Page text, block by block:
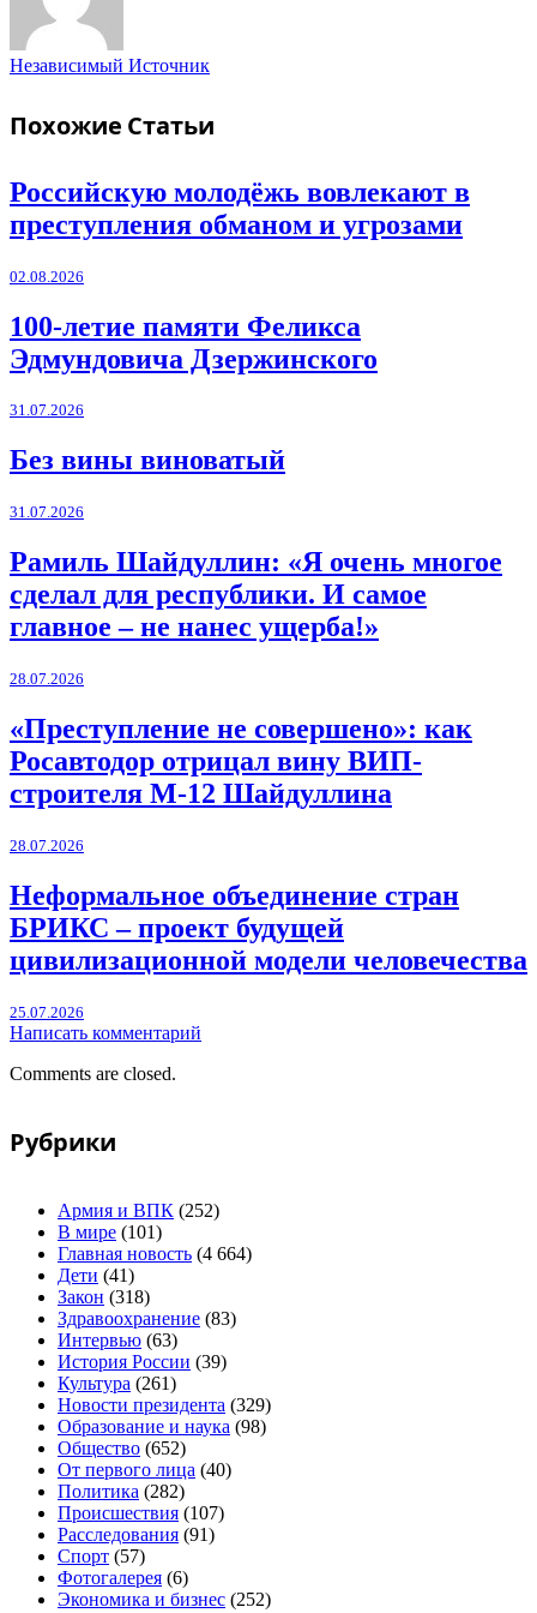
Независимый Источник
Похожие Статьи
Российскую молодёжь вовлекают в
преступления обманом и угрозами
02.08.2026
100-летие памяти Феликса
Эдмундовича Дзержинского
31.07.2026
Без вины виноватый
31.07.2026
Рамиль Шайдуллин: «Я очень многое
сделал для республики. И самое
главное – не нанес ущерба!»
28.07.2026
«Преступление не совершено»: как
Росавтодор отрицал вину ВИП-
строителя М-12 Шайдуллина
28.07.2026
Неформальное объединение стран
БРИКС – проект будущей
цивилизационной модели человечества
25.07.2026
Написать комментарий
Comments are closed.
Рубрики
Армия и ВПК (252)
В мире (101)
Главная новость (4 664)
Дети (41)
Закон (318)
Здравоохранение (83)
Интервью (63)
История России (39)
Культура (261)
Новости президента (329)
Образование и наука (98)
Общество (652)
От первого лица (40)
Политика (282)
Происшествия (107)
Расследования (91)
Спорт (57)
Фотогалерея (6)
Экономика и бизнес (252)